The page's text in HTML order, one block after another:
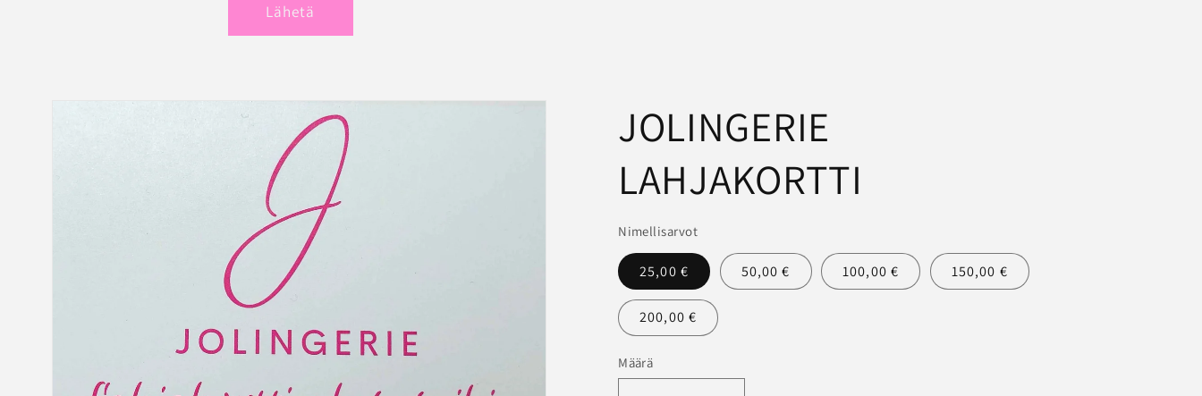
Lähetä
JOLINGERIE
LAHJAKORTTI
Nimellisarvot
25,00 € 50,00 € 100,00 € 150,00 €
200,00 €
Määrä
Määrä